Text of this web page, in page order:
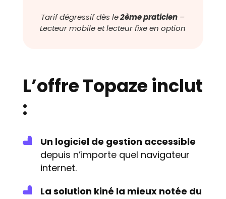
Tarif dégressif dès le2ème praticien –
Lecteur mobile et lecteur fixe en option
L’offre Topaze inclut
:
Un logiciel de gestion accessible
depuis n’importe quel navigateur
internet.
La solution kiné la mieux notée du